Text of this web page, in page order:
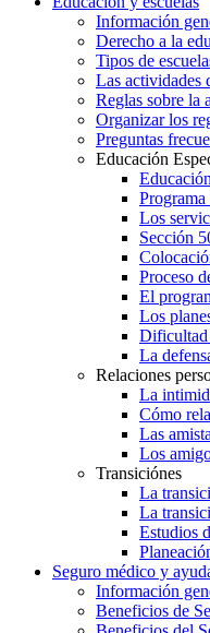
Información
Derecho a la
Tipos de
Las actividades
Reglas sobre la
Organizar los
Preguntas
Educación
Los
Sección
Proceso
El
Los
Dificultad
La
Relaciones
La
Cómo
Las
Los
Transiciónes
La
La
Estudios
Seguro médico y
Información
Beneficios de